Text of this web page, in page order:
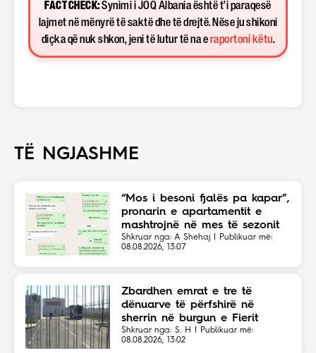
FACT CHECK:Synimi i JOQ Albania është t’i paraqesë
lajmet në mënyrë të saktë dhe të drejtë. Nëse ju shikoni
diçka që nuk shkon, jeni të lutur të na e raportoni këtu.
TË NGJASHME
“Mos i besoni fjalës pa kapar”,
pronarin e apartamentit e
mashtrojnë në mes të sezonit
Shkruar nga: A Shehaj | Publikuar më:
08.08.2026, 13:07
Zbardhen emrat e tre të
dënuarve të përfshirë në
sherrin në burgun e Fierit
Shkruar nga: S. H | Publikuar më:
08.08.2026, 13:02